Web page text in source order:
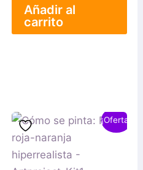
Añadir al
carrito
¡Oferta!
El
precio
original
era:
El
precio